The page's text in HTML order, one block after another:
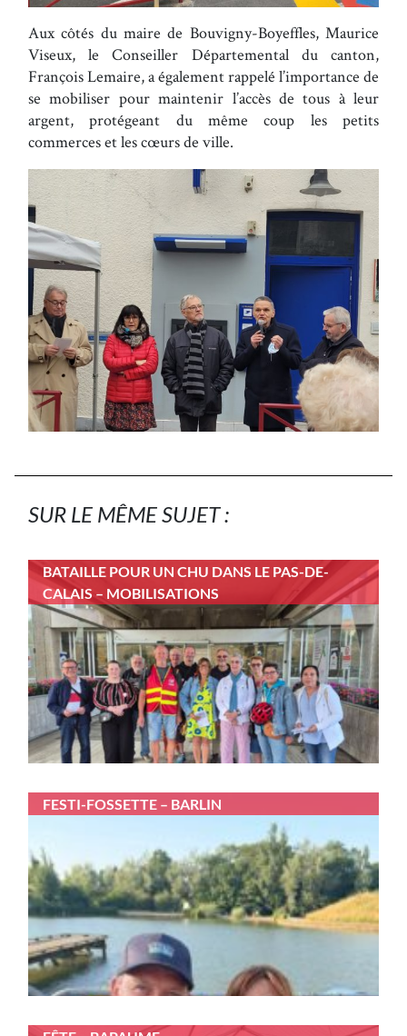
Aux côtés du maire de Bouvigny-Boyeffles, Maurice
Viseux, le Conseiller Départemental du canton,
François Lemaire, a également rappelé l’importance de
se mobiliser pour maintenir l’accès de tous à leur
argent, protégeant du même coup les petits
commerces et les cœurs de ville.
SUR LE MÊME SUJET :
BATAILLE POUR UN CHU DANS LE PAS-DE-
CALAIS – MOBILISATIONS
FESTI-FOSSETTE – BARLIN